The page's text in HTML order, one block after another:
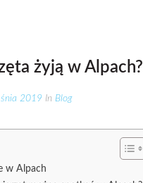
żyją w Alpach?
2019 In Blog
w Alpach